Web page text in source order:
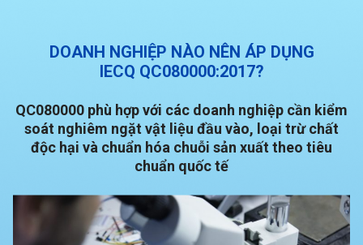
DOANH NGHIỆP NÀO NÊN ÁP DỤNG
IECQ QC080000:2017?
QC080000 phù hợp với các doanh nghiệp cần kiểm
soát nghiêm ngặt vật liệu đầu vào, loại trừ chất
độc hại và chuẩn hóa chuỗi sản xuất theo tiêu
chuẩn quốc tế